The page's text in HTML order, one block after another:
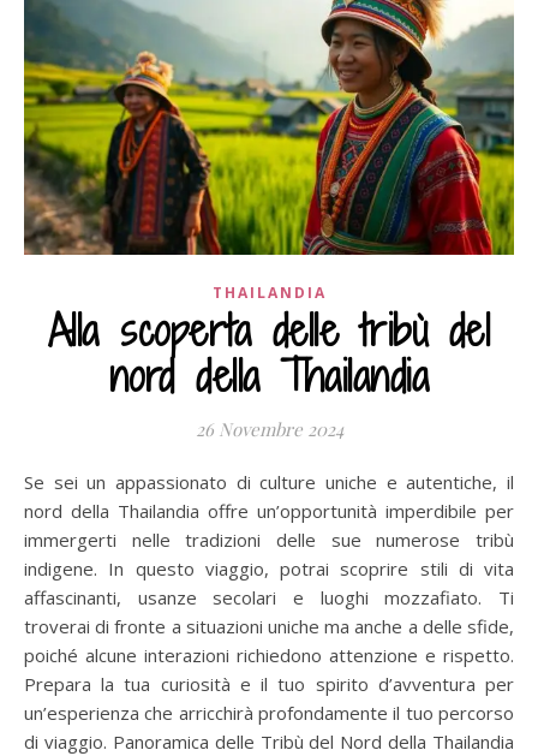
THAILANDIA
Alla scoperta delle tribù del
nord della Thailandia
26 Novembre 2024
Se sei un appassionato di culture uniche e autentiche, il
nord della Thailandia offre un’opportunità imperdibile per
immergerti nelle tradizioni delle sue numerose tribù
indigene. In questo viaggio, potrai scoprire stili di vita
affascinanti, usanze secolari e luoghi mozzafiato. Ti
troverai di fronte a situazioni uniche ma anche a delle sfide,
poiché alcune interazioni richiedono attenzione e rispetto.
Prepara la tua curiosità e il tuo spirito d’avventura per
un’esperienza che arricchirà profondamente il tuo percorso
di viaggio. Panoramica delle Tribù del Nord della Thailandia